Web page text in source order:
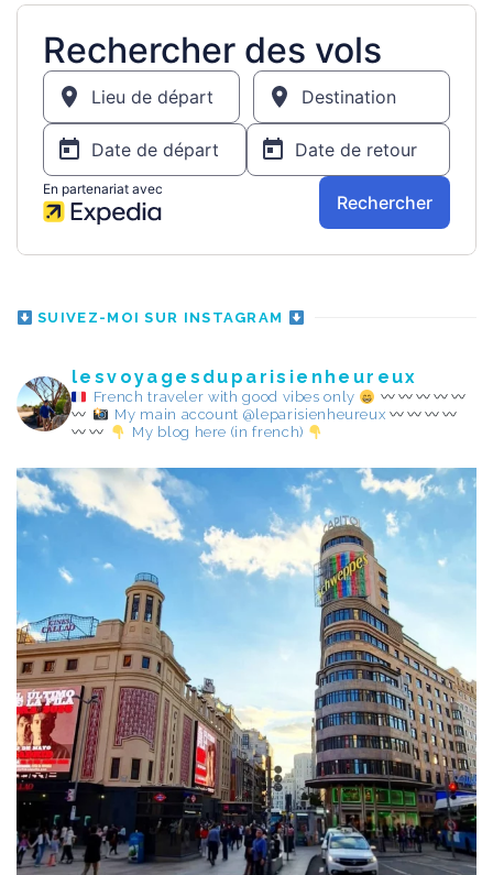
SUIVEZ-MOI SUR INSTAGRAM
lesvoyagesduparisienheureux
French traveler with good vibes only
My main account @leparisienheureux
My blog here (in french)